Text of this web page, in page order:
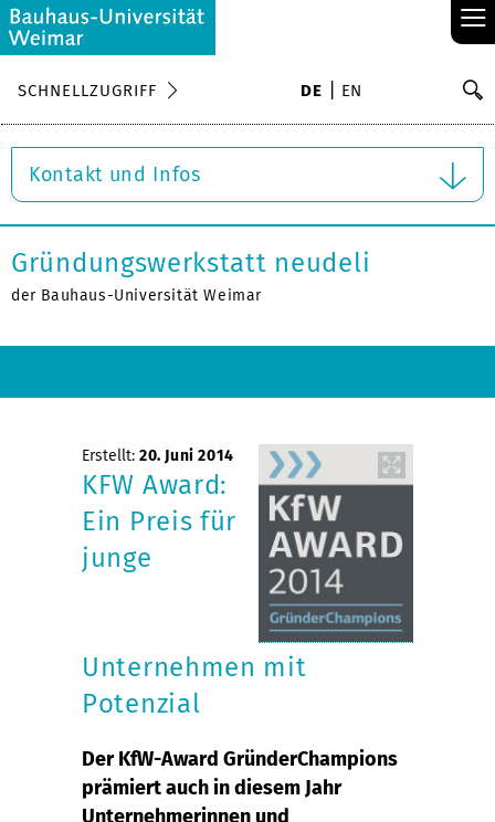
≡
SCHNELLZUGRIFF DE EN
Kontakt und Infos
Gründungswerkstatt neudeli
der Bauhaus-Universität Weimar
Erstellt: 20. Juni 2014
KFW Award:
Ein Preis für
junge
Unternehmen mit
Potenzial
Der KfW-Award GründerChampions
prämiert auch in diesem Jahr
Unternehmerinnen und